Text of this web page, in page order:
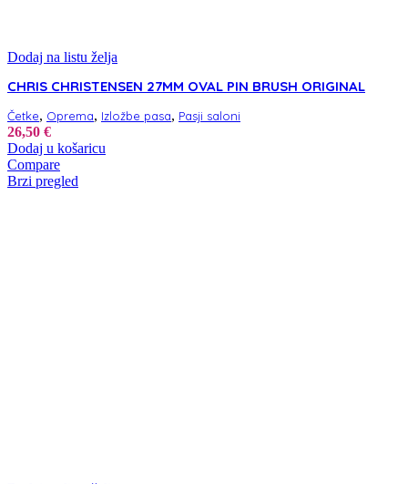
Dodaj na listu želja
CHRIS CHRISTENSEN 27MM OVAL PIN BRUSH ORIGINAL
Četke, Oprema, Izložbe pasa, Pasji saloni
26,50 €
Dodaj u košaricu
Compare
Brzi pregled